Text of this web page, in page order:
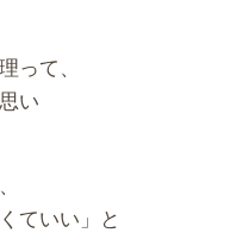
って、
い
ていい」と